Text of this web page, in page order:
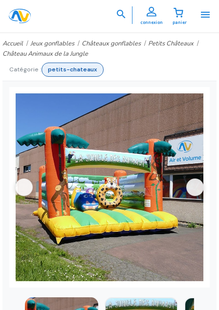

panier
connexion

Accueil Jeux gonflables Châteaux gonflables
Petits Châteaux
Château Animaux de la Jungle
Catégorie : petits-chateaux